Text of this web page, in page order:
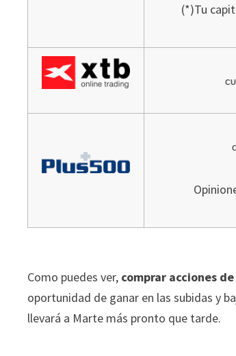
(*)Tu
Como puedes ver, comprar acciones de
oportunidad de ganar en las subidas y
llevará a Marte más pronto que tarde.